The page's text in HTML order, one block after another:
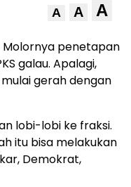
A A A
Molornya penetapan
galau. Apalagi,
gerah dengan
lobi-lobi ke fraksi.
itu bisa melakukan
Demokrat,